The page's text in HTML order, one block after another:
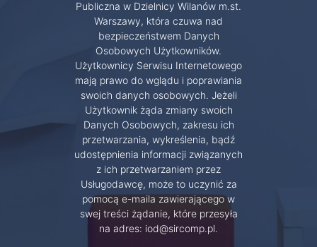
Publiczna w Dzielnicy Wilanów m.st.
Warszawy, która czuwa nad
bezpieczeństwem Danych
Osobowych Użytkowników.
Użytkownicy Serwisu Internetowego
mają prawo do wglądu i poprawiania
swoich danych osobowych. Jeżeli
Użytkownik żąda zmiany swoich
Danych Osobowych, zakresu ich
przetwarzania, wykreślenia, bądź
udostępnienia informacji związanych
z ich przetwarzaniem przez
Usługodawcę, może to uczynić za
pomocą e-maila zawierającego w
swej treści żądanie, które przesyła
na adres: iod@sircomp.pl.